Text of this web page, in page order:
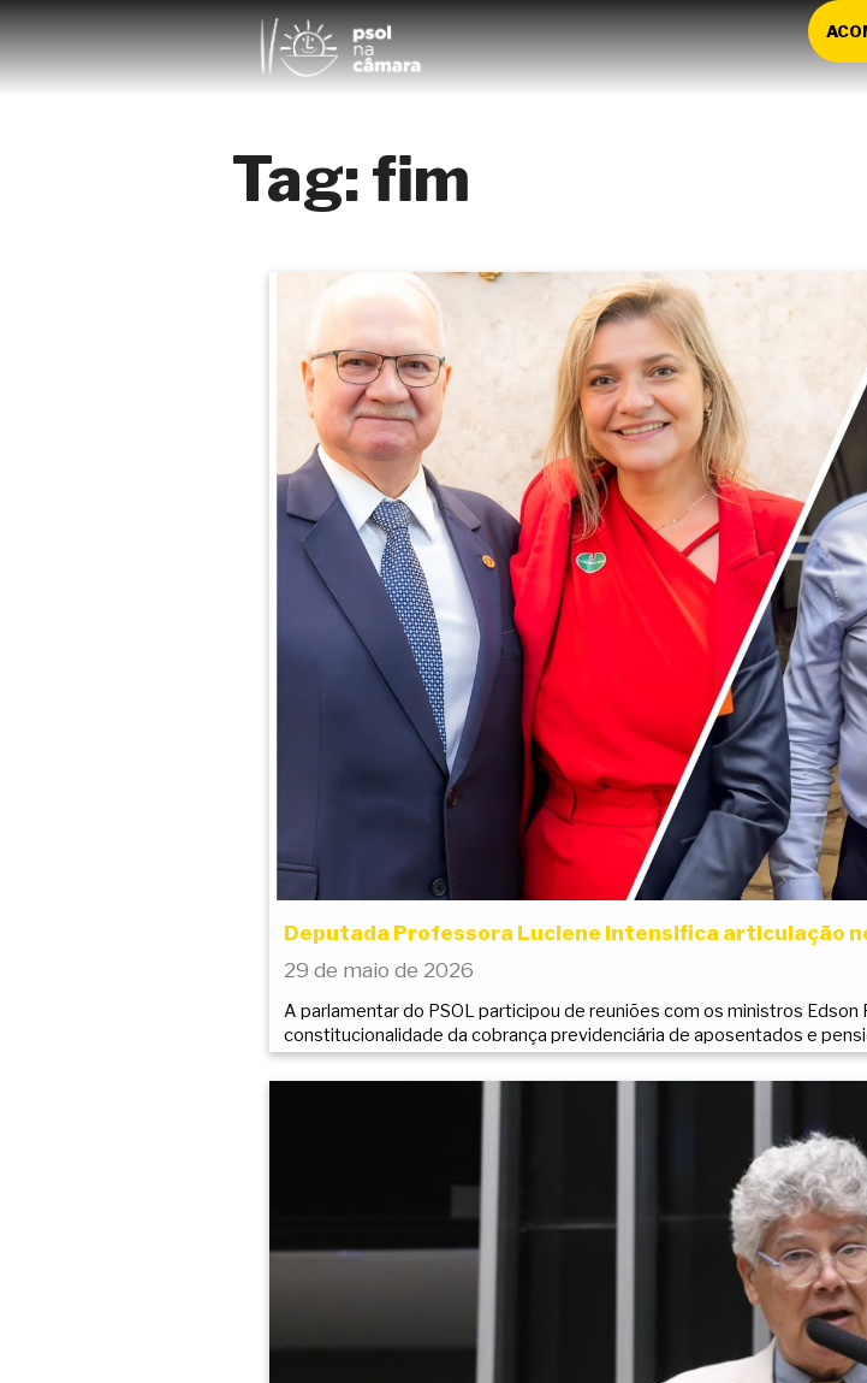
Tag:fim
Deputada Professora Luciene intensifica articulação
29 de maio de 2026
A parlamentar do PSOL participou de reuniões com os ministros
constitucionalidade da cobrança previdenciária de aposentados e